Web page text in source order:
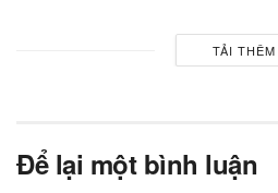
TẢI THÊM
Để lại một bình luận